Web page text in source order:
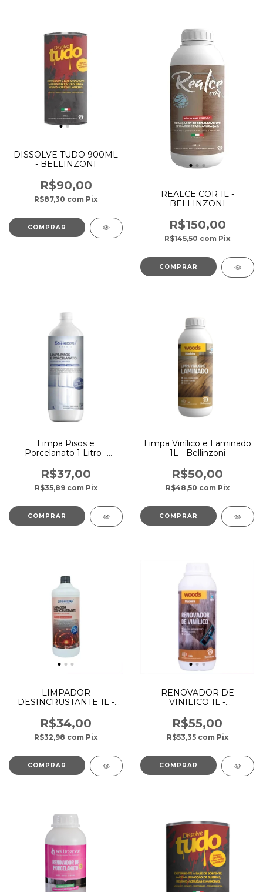
DISSOLVE TUDO 900ML
- BELLINZONI
R$90,00
R$87,30 com Pix
REALCE COR 1L -
BELLINZONI
R$150,00
R$145,50 com Pix
Limpa Pisos e
Porcelanato 1 Litro -
R$37,00
R$35,89 com Pix
Limpa Vinílico e Laminado
1L - Bellinzoni
R$50,00
R$48,50 com Pix
LIMPADOR
DESINCRUSTANTE 1L -
R$34,00
R$32,98 com Pix
RENOVADOR DE
VINILICO 1L -
R$55,00
R$53,35 com Pix